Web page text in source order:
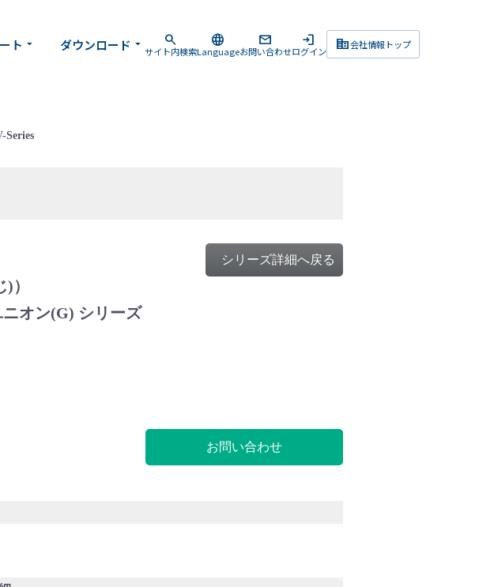
corporate_fare会社情報トップ
search
サイト内検索
language
Language
mail
お問い合わせ
login
ログイン
ト arrow_drop_down ダウンロード arrow_drop_down
Series
シリーズ詳細へ戻る
）
オン(G) シリーズ
お問い合わせ